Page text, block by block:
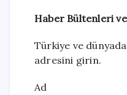
Haber Bültenleri
Türkiye ve
adresini girin.
Ad